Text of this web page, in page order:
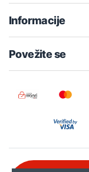
Informacije
Povežite se